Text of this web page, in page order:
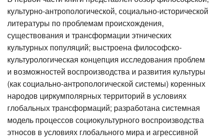
культурно-антропологической, социально-исторической
литературы по проблемам происхождения,
существования и трансформации этнических
культурных популяций; выстроена философско-
культурологическая концепция исследования проблем
и возможностей воспроизводства и развития культуры
(как социально-антропологической системы) коренных
народов циркумполярных территорий в условиях
глобальных трансформаций; разработана системная
модель процессов социокультурного воспроизводства
этносов в условиях глобального мира и агрессивной